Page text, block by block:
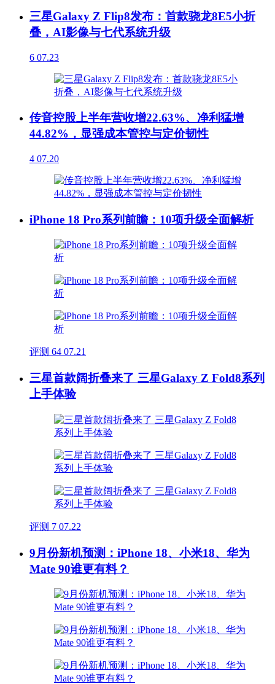
三星Galaxy Z Flip8发布：首款骁龙8E5小折
叠，AI影像与七代系统升级
6 07.23
传音控股上半年营收增22.63%、净利猛增
44.82%，显强成本管控与定价韧性
4 07.20
iPhone 18 Pro系列前瞻：10项升级全面解析
评测 64 07.21
三星首款阔折叠来了 三星Galaxy Z Fold8系列
上手体验
评测 7 07.22
9月份新机预测：iPhone 18、小米18、华为
Mate 90谁更有料？